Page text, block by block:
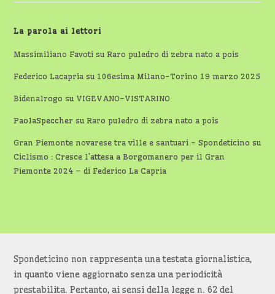
La parola ai lettori
Massimiliano Favoti suRaro puledro di zebra nato a pois
Federico Lacapria su 106esima Milano-Torino 19 marzo 2025
Bidenalrogo su VIGEVANO-VISTARINO
PaolaSpeccher suRaro puledro di zebra nato a pois
Gran Piemonte novarese tra ville e santuari - Spondeticino su
Ciclismo : Cresce l’attesa a Borgomanero per il Gran
Piemonte 2024 – di Federico La Capria
Spondeticino non rappresenta una testata giornalistica,
in quanto viene aggiornato senza una periodicità
prestabilita. Pertanto, ai sensi della legge n. 62 del